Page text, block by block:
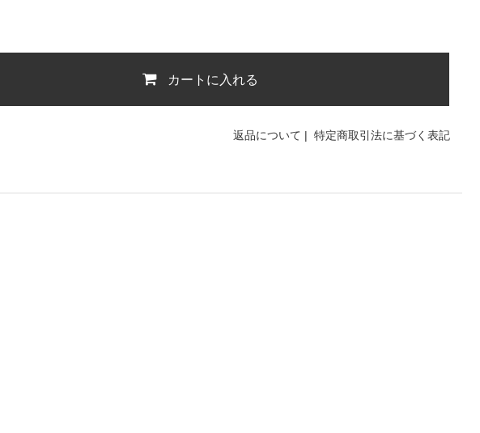
カートに入れる
返品について | 特定商取引法に基づく表記